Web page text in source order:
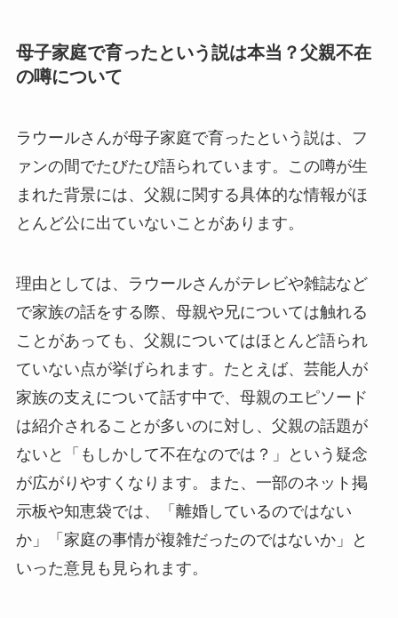
母子家庭で育ったという説は本当？父親不在
の噂について
ラウールさんが母子家庭で育ったという説は、フ
ァンの間でたびたび語られています。この噂が生
まれた背景には、父親に関する具体的な情報がほ
とんど公に出ていないことがあります。
理由としては、ラウールさんがテレビや雑誌など
で家族の話をする際、母親や兄については触れる
ことがあっても、父親についてはほとんど語られ
ていない点が挙げられます。たとえば、芸能人が
家族の支えについて話す中で、母親のエピソード
は紹介されることが多いのに対し、父親の話題が
ないと「もしかして不在なのでは？」という疑念
が広がりやすくなります。また、一部のネット掲
示板や知恵袋では、「離婚しているのではない
か」「家庭の事情が複雑だったのではないか」と
いった意見も見られます。